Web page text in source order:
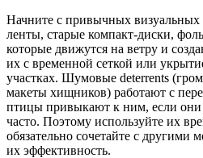
Начните с привычных визуальных
ленты, старые компакт-диски,
которые движутся на ветру и
их с временной сеткой или
участках. Шумовые deterrents
макеты хищников) работают с
птицы привыкают к ним, если
часто. Поэтому используйте их
обязательно сочетайте с другими
их эффективность.